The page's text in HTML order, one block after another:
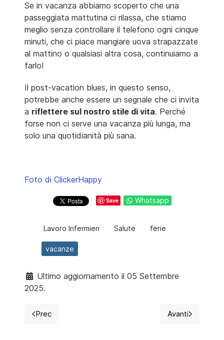
Se in vacanza abbiamo scoperto che una
passeggiata mattutina ci rilassa, che stiamo
meglio senza controllare il telefono ogni cinque
minuti, che ci piace mangiare uova strapazzate
al mattino o qualsiasi altra cosa, continuiamo a
farlo!
Il post-vacation blues, in questo senso,
potrebbe anche essere un segnale che ci invita
a riflettere sul nostro stile di vita. Perché
forse non ci serve una vacanza più lunga, ma
solo una quotidianità più sana.
Foto di ClickerHappy
Save Whatsapp
Lavoro Infermieri Salute ferie
vacanze
Ultimo aggiornamento il 05 Settembre
2025.
Articolo precedente: Che cos’è la FOBO, la paura
Prec Articolo
Avanti